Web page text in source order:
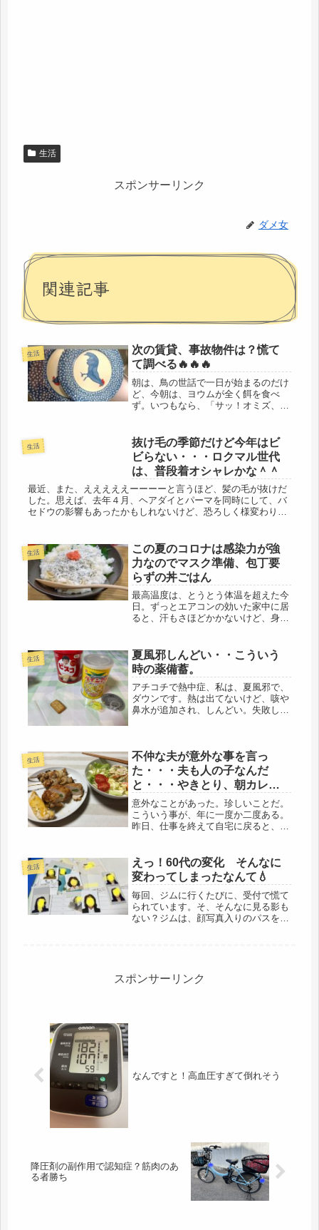
生活
スポンサーリンク
ダメ女
関連記事
生活
次の賃貸、事故物件は？慌て
て調べる🔥🔥🔥
朝は、鳥の世話で一日が始まるのだけ
ど、今朝は、ヨウムが全く餌を食べ
ず。いつもなら、「サッ！オミズ、カ
何処か悪いの？去年の流血事件もあっ
たので、この寒い時期に、難儀だなと
思って...
生活
抜け毛の季節だけど今年はビ
ビらない・・・ロクマル世代
は、普段着オシャレかな＾＾
最近、また、えええええーーーーと言うほど、髪の毛が抜けだ
した。思えば、去年４月、ヘアダイとパーマを同時にして、バ
セドウの影響もあったかもしれないけど、恐ろしく様変わりし
生活
この夏のコロナは感染力が強
力なのでマスク準備、包丁要
らずの丼ごはん
最高温度は、とうとう体温を超えた今
日。ずっとエアコンの効いた家中に居
ると、汗もさほどかかないけど、身体
ャリで駅前へ。今年の夏、今まさに流
行しているコロナの変異株の感染力が
強...
生活
夏風邪しんどい・・こういう
時の薬備蓄。
アチコチで熱中症、私は、夏風邪で、
ダウンです。熱は出てないけど、咳や
鼻水が追加され、しんどい。失敗した
待機。車があれば、少し遠い病院でも
行...
生活
不仲な夫が意外な事を言っ
た・・・夫も人の子なんだ
と・・・やきとり、朝カレ
ー、カレー弁当
意外なことがあった。珍しいことだ。
こういう事が、年に一度か二度ある。
昨日、仕事を終えて自宅に戻ると、不
た。もちろん、無料ということだ、と
思う。「食べる？」ね・・・食べるに
決ま...
生活
えっ！60代の変化 そんなに
変わってしまったなんて💧
毎回、ジムに行くたびに、受付で慌て
られています。そ、そんなに見る影も
ない？ジムは、顔写真入りのパスを最
スポンサーリンク
なんですと！高血圧すぎて倒れそう
降圧剤の副作用で認知症？筋肉のあ
る者勝ち